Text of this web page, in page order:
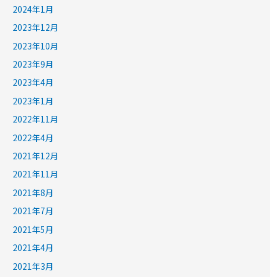
2024年1月
2023年12月
2023年10月
2023年9月
2023年4月
2023年1月
2022年11月
2022年4月
2021年12月
2021年11月
2021年8月
2021年7月
2021年5月
2021年4月
2021年3月